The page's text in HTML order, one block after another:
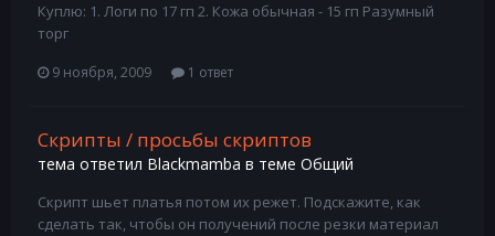
Куплю: 1. Логи по 17 гп 2. Кожа обычная - 15 гп Разумный
торг
9 ноября, 2009 1 ответ
Скрипты / просьбы скриптов
тема ответил Blackmamba в теме Общий
Скрипт шьет платья потом их режет. Подскажите, как
сделать так, чтобы он получений после резки материал